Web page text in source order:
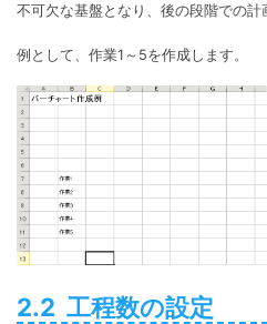
不可欠な基盤となり、後の段階での計
例として、作業1～5を作成します。
2.2 工程数の設定